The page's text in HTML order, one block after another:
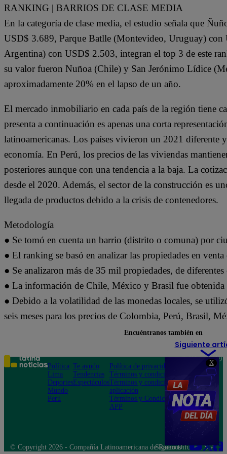
X
RANKING | BARRIOS DE CLASE MEDIA
En la categoría de clase media, el estudio señala que
USD$ 3.689, Parque Batlle (Montevideo, Uruguay)
Argentina) con USD$ 2.503, integran el top 3 de este
su valor fueron Nuñoa (Chile) y San Jerónimo Lídice
aproximadamente 20% en el lapso de un año.
El mercado inmobiliario en cada país de la región tiene
presenta a continuación es apenas una corta
latinoamericanas. Los países vivieron un 2021 diferente
economía. En Perú, los precios de las viviendas
posteriores aunque con una tendencia a la baja. La
desde el 2020. Además, el sector de la construcción es
llegada de productos debido a la crisis de contenedores.
Metodología
● Se tomó en cuenta un barrio (distrito o comuna) por
● El ranking se basó en analizar las propiedades en venta
● Se analizaron más de 35 mil propiedades, de
● La información de Chile, México y Brasil fue obtenida
● Debido a la volatilidad de las monedas locales, se
seis meses para los precios de Colombia, Perú, Brasil,
Siguiente
Encuéntranos también en
Política
Lima
Deportes
Mundo
Perú
Te ayudo
Tendencias
Espectáculos
Política de privacidad
Términos y condiciones
Términos y condiciones
aplicación
Términos y Condiciones
APP
Teléfono: 219
Av. San
Felipe 968
Jesús María
© Copyright 2026 - Compañía Latinoamericana de Radio Difusión S.A.
Síguenos